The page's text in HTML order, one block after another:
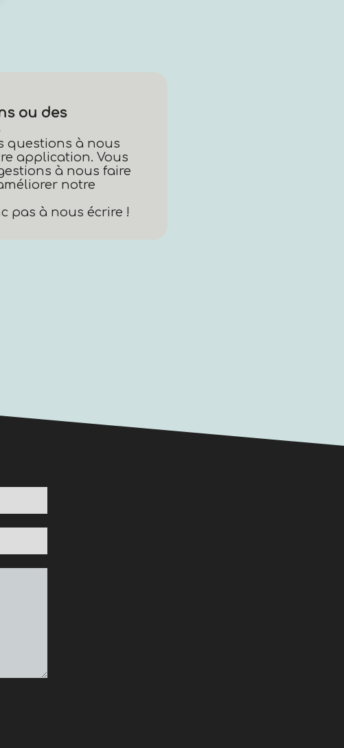
ou des
questions à nous
application. Vous
à nous faire
notre
pas à nous écrire !